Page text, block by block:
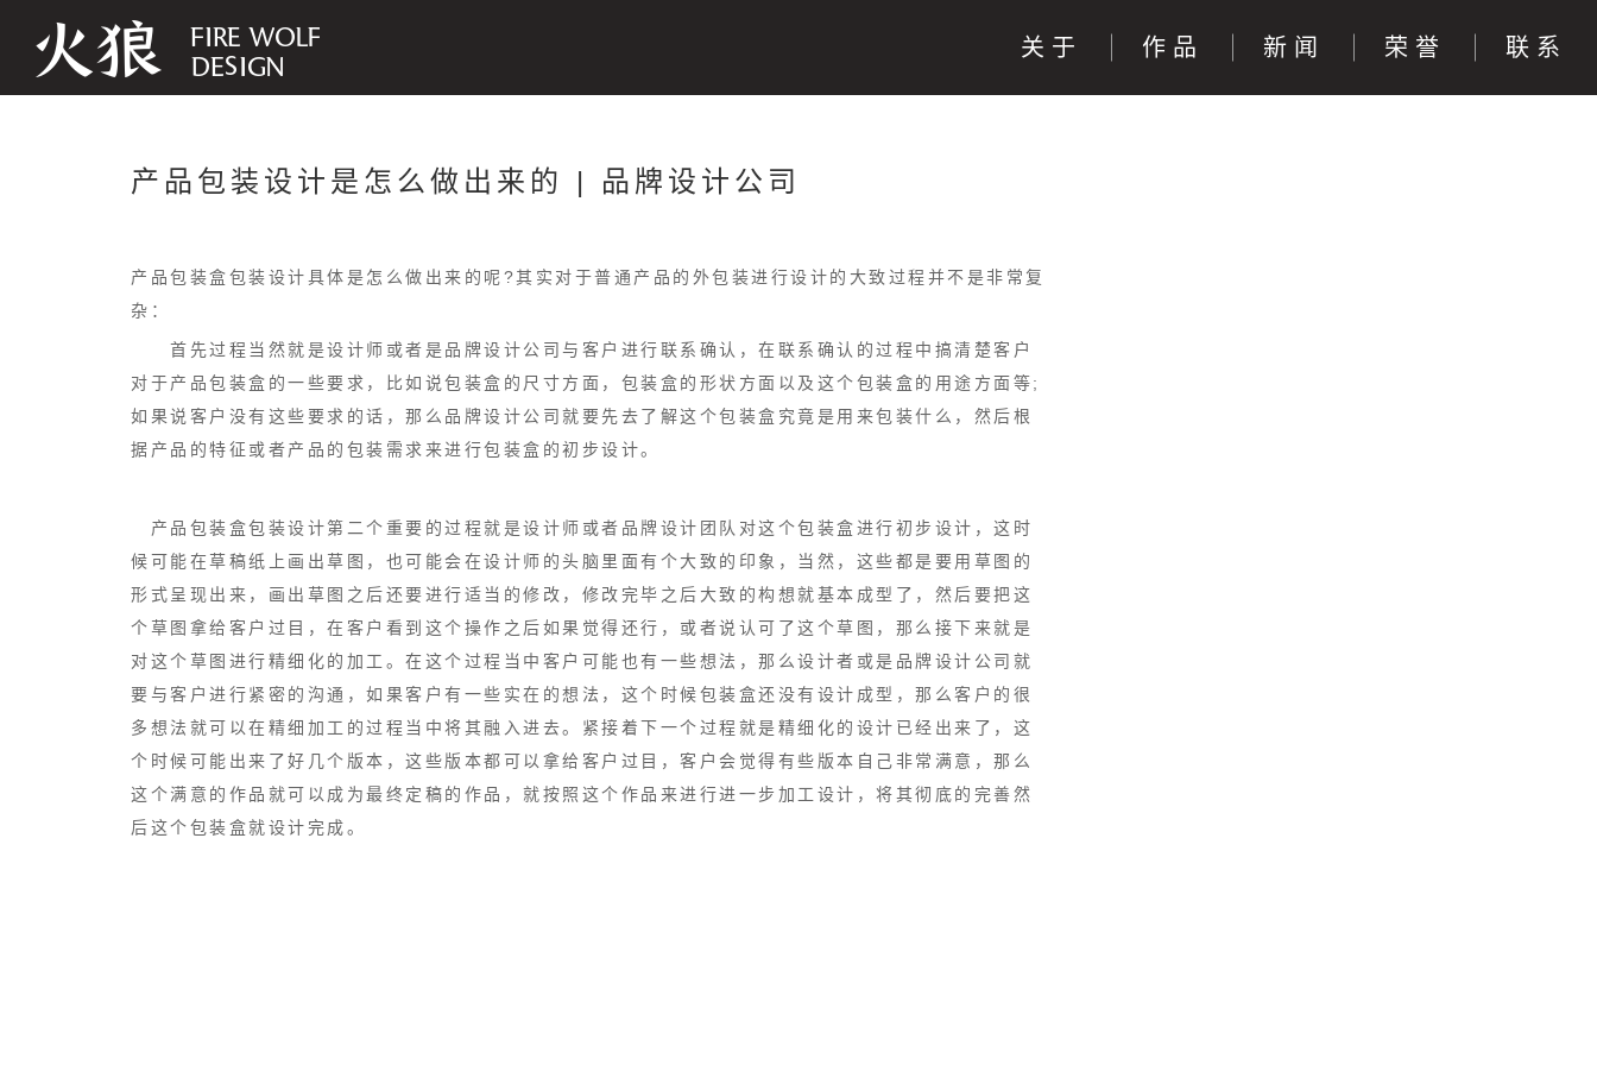
关于 作品 新闻 荣誉 联系
产品包装设计是怎么做出来的 | 品牌设计公司
产品包装盒包装设计具体是怎么做出来的呢?其实对于普通产品的外包装进行设计的大致过程并不是非常复
杂：
首先过程当然就是设计师或者是品牌设计公司与客户进行联系确认，在联系确认的过程中搞清楚客户
对于产品包装盒的一些要求，比如说包装盒的尺寸方面，包装盒的形状方面以及这个包装盒的用途方面等;
如果说客户没有这些要求的话，那么品牌设计公司就要先去了解这个包装盒究竟是用来包装什么，然后根
据产品的特征或者产品的包装需求来进行包装盒的初步设计。
产品包装盒包装设计第二个重要的过程就是设计师或者品牌设计团队对这个包装盒进行初步设计，这时
候可能在草稿纸上画出草图，也可能会在设计师的头脑里面有个大致的印象，当然，这些都是要用草图的
形式呈现出来，画出草图之后还要进行适当的修改，修改完毕之后大致的构想就基本成型了，然后要把这
个草图拿给客户过目，在客户看到这个操作之后如果觉得还行，或者说认可了这个草图，那么接下来就是
对这个草图进行精细化的加工。在这个过程当中客户可能也有一些想法，那么设计者或是品牌设计公司就
要与客户进行紧密的沟通，如果客户有一些实在的想法，这个时候包装盒还没有设计成型，那么客户的很
多想法就可以在精细加工的过程当中将其融入进去。紧接着下一个过程就是精细化的设计已经出来了，这
个时候可能出来了好几个版本，这些版本都可以拿给客户过目，客户会觉得有些版本自己非常满意，那么
这个满意的作品就可以成为最终定稿的作品，就按照这个作品来进行进一步加工设计，将其彻底的完善然
后这个包装盒就设计完成。